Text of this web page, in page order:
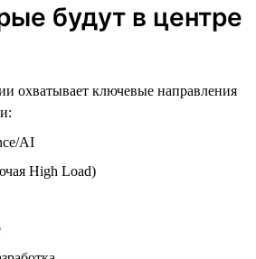
будут в центре
охватывает ключевые направления
AI
High Load)